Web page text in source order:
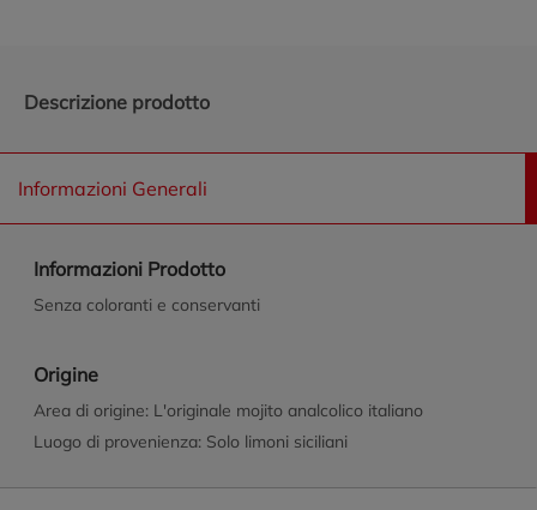
Descrizione prodotto
Informazioni Generali
Informazioni Prodotto
Senza coloranti e conservanti
Origine
Area di origine: L'originale mojito analcolico italiano
Luogo di provenienza: Solo limoni siciliani